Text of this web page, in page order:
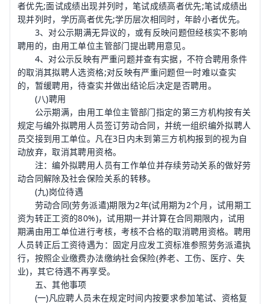
者优先;面试成绩出现并列时，笔试成绩高者优先;笔试成绩出
现并列时，学历高者优先;学历层次相同时，年龄小者优先。
3、对公示期满无异议的，或有反映问题但经核实不影响
聘用的，由用工单位主管部门提出聘用意见。
4、对公示反映有严重问题并查有实据，不符合聘用条件
的取消其拟聘人选资格;对反映有严重问题但一时难以查实
的，暂缓聘用，待查实并做出结论后决定是否聘用。
(八)聘用
公示期满，由用工单位主管部门指定的第三方机构按有关
规定与编外拟聘用人员签订劳动合同，并统一组织编外拟聘人
员交接到用工单位。凡在3日内未到第三方机构报到的视为自
动放弃，取消其聘用资格。
注：编外拟聘用人员有工作单位并存续劳动关系的做好劳
动合同解除及社会保险关系的转移。
(九)岗位待遇
劳动合同(劳务派遣)期限为2年(试用期为2个月，试用期工
资为转正工资的80%)，试用期一并计算在合同期限内，试用
期满由用工单位进行考核，考核不合格的取消聘用资格。聘用
人员转正后工资待遇为：固定月应发工资标准参照劳务派遣执
行，按照企业缴费办法缴纳社会保险(养老、工伤、医疗、失
业)，其它待遇不再享受。
五、其他事项
(一)凡应聘人员未在规定时间内按要求参加笔试、资格复